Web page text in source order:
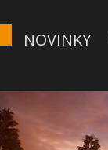
NOVINKY